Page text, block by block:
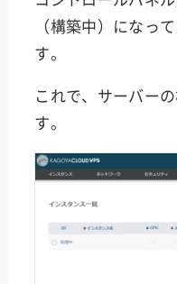
（構築中）になっ
す。
これで、サーバー
す。